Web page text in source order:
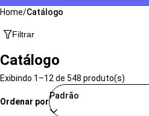
Home/Catálogo
Filtrar
Catálogo
Exibindo 1–12 de 548 produto(s)
Ordenar por
Padrão